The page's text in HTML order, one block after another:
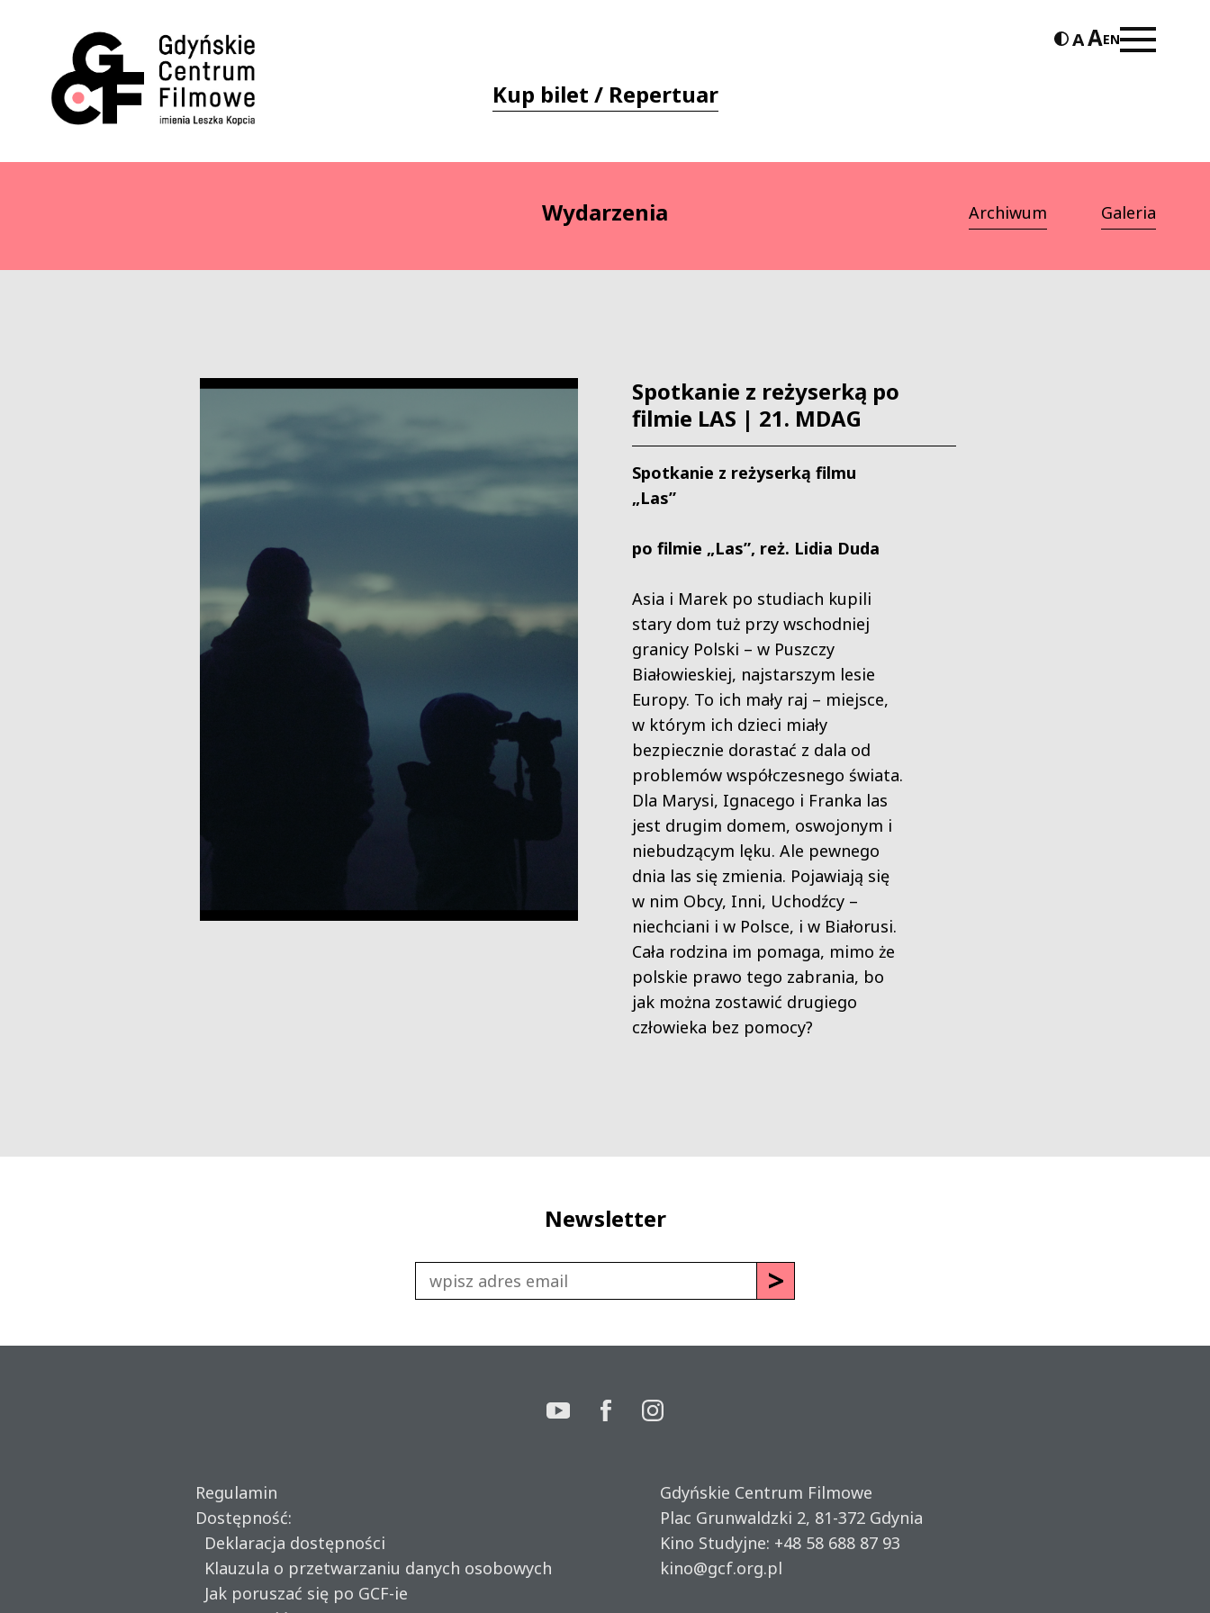
Kup bilet / Repertuar
EN
Wydarzenia Archiwum Galeria
Spotkanie z reżyserką po
filmie LAS | 21. MDAG
Spotkanie z reżyserką filmu
„Las”
po filmie „Las”, reż. Lidia Duda
Asia i Marek po studiach kupili
stary dom tuż przy wschodniej
granicy Polski – w Puszczy
Białowieskiej, najstarszym lesie
Europy. To ich mały raj – miejsce,
w którym ich dzieci miały
bezpiecznie dorastać z dala od
problemów współczesnego świata.
Dla Marysi, Ignacego i Franka las
jest drugim domem, oswojonym i
niebudzącym lęku. Ale pewnego
dnia las się zmienia. Pojawiają się
w nim Obcy, Inni, Uchodźcy –
niechciani i w Polsce, i w Białorusi.
Cała rodzina im pomaga, mimo że
polskie prawo tego zabrania, bo
jak można zostawić drugiego
człowieka bez pomocy?
Newsletter
Regulamin
Dostępność:
Deklaracja dostępności
Klauzula o przetwarzaniu danych osobowych
Jak poruszać się po GCF-ie
Gdyńskie Centrum Filmowe
Plac Grunwaldzki 2, 81-372 Gdynia
Kino Studyjne: +48 58 688 87 93
kino@gcf.org.pl